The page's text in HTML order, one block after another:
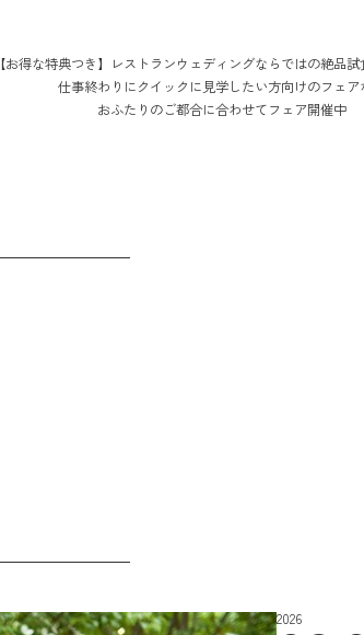
【お得な特典つき】レストランウェディングならではの絶品
仕事終わりにクイックに見学したい方向けのフェア
おふたりのご都合に合わせてフェア開催中
2026